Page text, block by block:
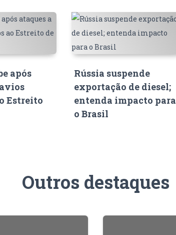
após
Estreito
Rússia suspende
exportação de diesel;
entenda impacto para
o Brasil
Outros destaques